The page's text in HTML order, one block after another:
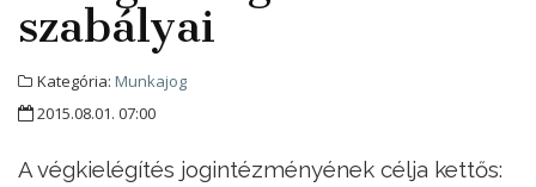
szabályai
Kategória: Munkajog
2015.08.01. 07:00
A végkielégítés jogintézményének célja kettős: